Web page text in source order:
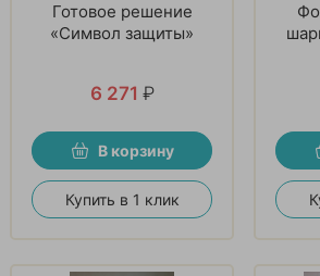
Готовое решение
«Символ защиты»
6 271 ₽
В корзину
Купить в 1 клик